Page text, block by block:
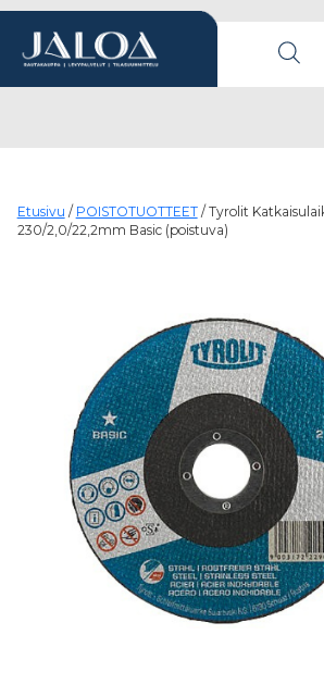
Products
Päävalikko
Etusivu / POISTOTUOTTEET/ Tyrolit
230/2,0/22,2mm Basic (poistuva)